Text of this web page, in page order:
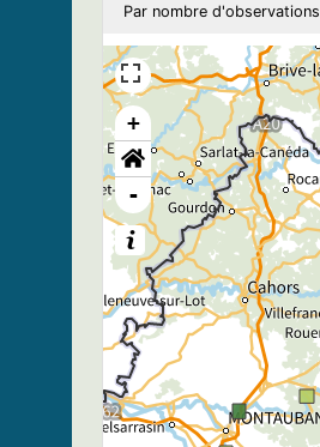
Par nombre d'observations
+
-